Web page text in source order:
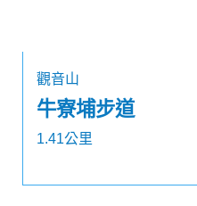
觀音山
牛寮埔步道
1.41公里